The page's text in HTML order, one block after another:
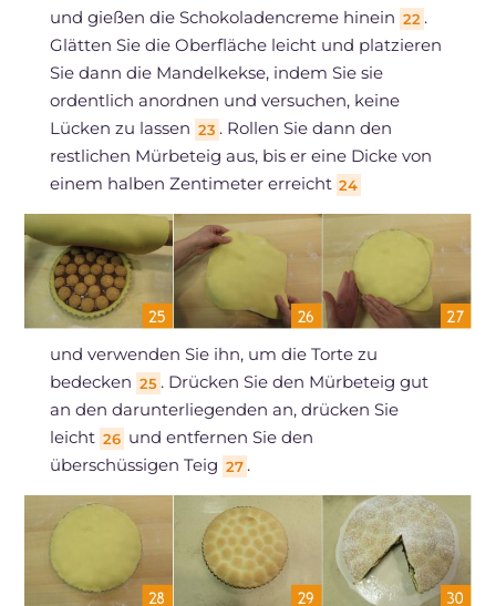
und gießen die Schokoladencreme hinein 22 .
Glätten Sie die Oberfläche leicht und platzieren
Sie dann die Mandelkekse, indem Sie sie
ordentlich anordnen und versuchen, keine
Lücken zu lassen 23 . Rollen Sie dann den
restlichen Mürbeteig aus, bis er eine Dicke von
einem halben Zentimeter erreicht 24
und verwenden Sie ihn, um die Torte zu
bedecken 25 . Drücken Sie den Mürbeteig gut
an den darunterliegenden an, drücken Sie
leicht 26 und entfernen Sie den
überschüssigen Teig 27 .